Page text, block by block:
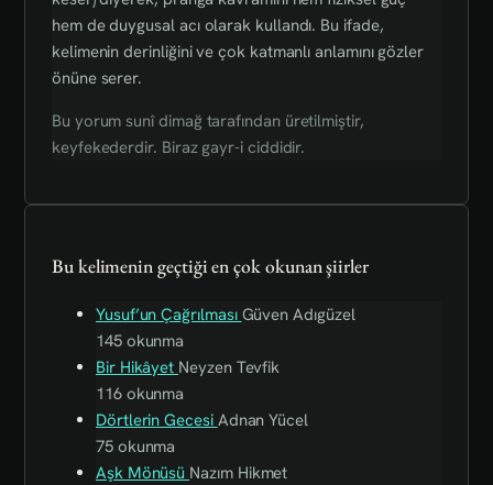
hem de duygusal acı olarak kullandı. Bu ifade,
kelimenin derinliğini ve çok katmanlı anlamını gözler
önüne serer.
Bu yorum sunî dimağ tarafından üretilmiştir,
keyfekederdir. Biraz gayr-i ciddidir.
Bu kelimenin geçtiği en çok okunan şiirler
Yusuf’un Çağrılması Güven Adıgüzel
145 okunma
Bir Hikâyet Neyzen Tevfik
116 okunma
Dörtlerin Gecesi Adnan Yücel
75 okunma
Aşk Mönüsü Nazım Hikmet